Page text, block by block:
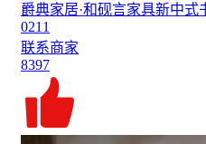
爵典家居·和砚言家具新中
0211
联系商家
8397